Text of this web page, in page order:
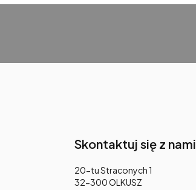
Skontaktuj się z nami
Adres:
20-tu Straconych 1
32-300 OLKUSZ